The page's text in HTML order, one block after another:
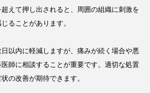
えて押し出されると、周囲の組織に刺激を
ることがあります。
以内に軽減しますが、痛みが続く場合や悪
師に相談することが重要です。適切な処置
の改善が期待できます。